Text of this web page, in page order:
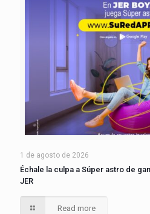
1 de agosto de 2026
Échale la culpa a Súper astro de
JER
Read more